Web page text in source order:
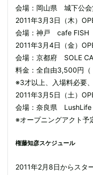
会場：岡山県 城下公会
2011年3月3日（木）
会場：神戸 cafe FISH
2011年3月4日（金）
会場：京都府 SOLE
料金：全自由3,500円（
※3才以上、入場料必要
2011年3月5日（土）
会場：奈良県 LushLife
※オープニングアクト予
権藤知彦スケジュール
2011年2月8日からスタ